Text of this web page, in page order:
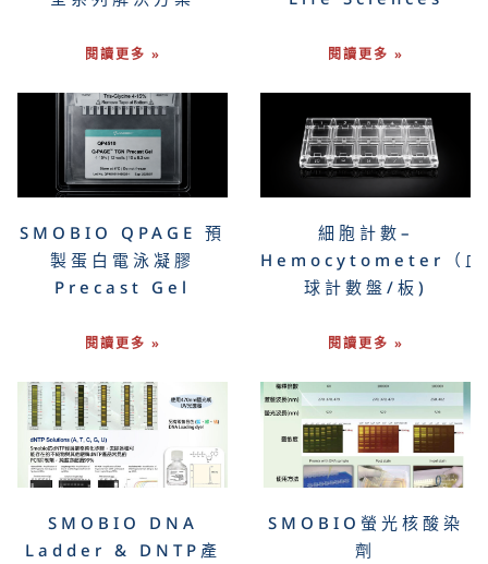
閱讀更多 » 閱讀更多 »
SMOBIO QPAGE 預
製蛋白電泳凝膠
Precast Gel
閱讀更多 »
細胞計數–
Hemocytometer（血
球計數盤/板)
閱讀更多 »
SMOBIO DNA
Ladder & DNTP產
SMOBIO螢光核酸染
劑